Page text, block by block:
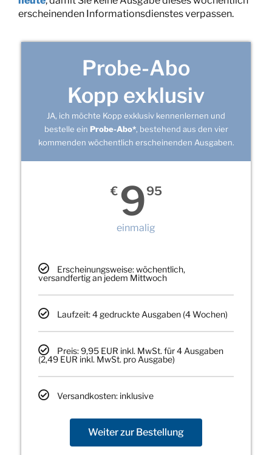
erscheinenden Informationsdienstes verpassen.
Probe-Abo
Kopp exklusiv
JA, ich möchte Kopp exklusiv kennenlernen und
bestelle ein Probe-Abo*, bestehend aus den vier
kommenden wöchentlich erscheinenden Ausgaben.
€ 995
einmalig
Erscheinungsweise: wöchentlich,
versandfertig an jedem Mittwoch
Laufzeit: 4 gedruckte Ausgaben (4 Wochen)
Preis: 9,95 EUR inkl. MwSt. für 4 Ausgaben
(2,49 EUR inkl. MwSt. pro Ausgabe)
Versandkosten: inklusive
Weiter zur Bestellung